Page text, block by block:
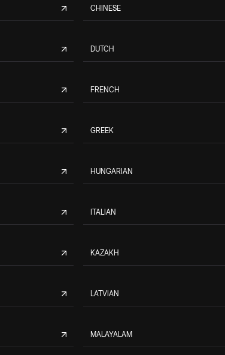
CHINESE
DUTCH
FRENCH
GREEK
HUNGARIAN
ITALIAN
KAZAKH
LATVIAN
MALAYALAM